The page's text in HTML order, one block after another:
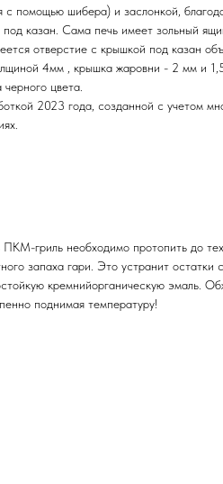
с помощью шибера) и заслонкой,
под казан. Сама печь имеет зольный
отверстие с крышкой под казан
4мм , крышка жаровни - 2 мм и
цвета.
2023 года, созданной с учетом
гриль необходимо протопить до
запаха гари. Это устранит остатки
кремнийорганическую эмаль.
поднимая температуру!